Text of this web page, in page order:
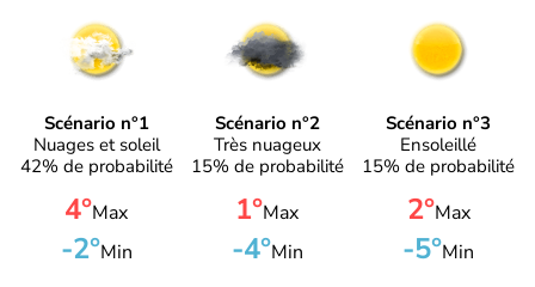
Scénario n°1
Nuages et soleil
42% de probabilité
4°Max
-2°Min
Scénario n°2
Très nuageux
15% de probabilité
1°Max
-4°Min
Scénario n°3
Ensoleillé
15% de probabilité
2°Max
-5°Min